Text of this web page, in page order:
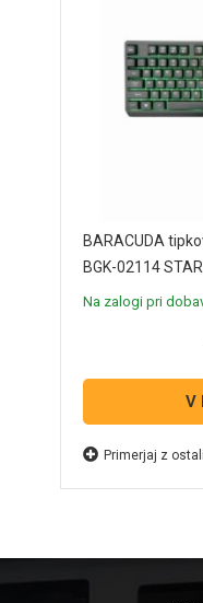
BARACUDA
BGK-02114
Na zalogi pri
V
Primerjaj z